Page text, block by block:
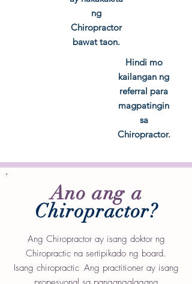
ng
Chiropractor
bawat taon.
Hindi mo
kailangan ng
referral para
magpatingin
sa
Chiropractor.
Ano ang a
Chiropractor?
Ang Chiropractor ay isang doktor ng
Chiropractic na sertipikado ng board.
Isang chiropractic Ang practitioner ay isang